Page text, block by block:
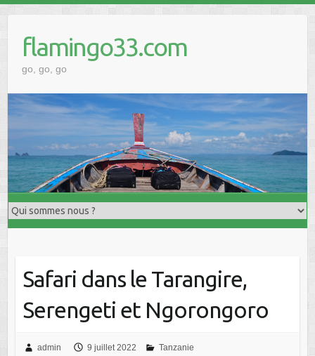
contentflamingo33.com
go, go, go
Safari dans le Tarangire,
Serengeti et Ngorongoro
admin 9 juillet 2022 Tanzanie